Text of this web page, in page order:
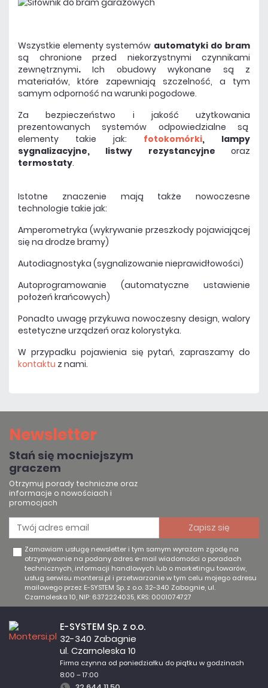
Wszystkie elementy systemów automatyki do bram
są chronione przed niekorzystnymi czynnikami
zewnętrznymi.Ich obudowy wykonane są z
materiałów, które zapewniają szczelność, a tym
samym odporność na warunki pogodowe.
Za bezpieczeństwo i jakość użytkowania
prezentowanych systemów odpowiedzialne są
elementy takie jak:
fotokomórki, lampy
sygnalizacyjne, listwy rezystancyjne oraz
termostaty.
Istotne znaczenie mają także nowoczesne
technologie takie jak:
Amperometryka (wykrywanie przeszkody pojawiającej
się na drodze bramy)
Autodiagnostyka (sygnalizowanie nieprawidłowości)
Autoprogramowanie (automatyczne ustawienie
położeń krańcowych)
Ponadto uwagę przykuwa nowoczesny design, walory
estetyczne urządzeń oraz kolorystyka.
W przypadku pojawienia się pytań, zapraszamy do
kontaktu z nami.
Newsletter
Stań się mocniejszym
graczem
Otrzymuj porady techniczne oraz
informacje o nowościach i
promocjach
Zamawiam usługę newsletter i tym samym wyrażam zgodę na
otrzymywanie na podany adres e-mail wiadomości o poradach
technicznych, informacji handlowych lub o marketingu towarów,
usług serwisu montersi.pl i przetwarzanie w tym celu mojego adresu
mailowego przez E-SYSTEM Sp. z o.o. 32-340 Zabagnie, ul.
Czarnoleska 10, NIP: 6372224035, KRS: 0001074727
Firma czynna od poniedziałku do piątku w godzinach
8:00 – 17:00
E-SYSTEM Sp. z o.o.
32-340 Zabagnie
ul. Czarnoleska 10